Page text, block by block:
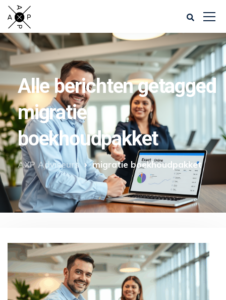
Alle berichten getagged
migratie
boekhoudpakket
AXP Adviseurs migratie boekhoudpakket